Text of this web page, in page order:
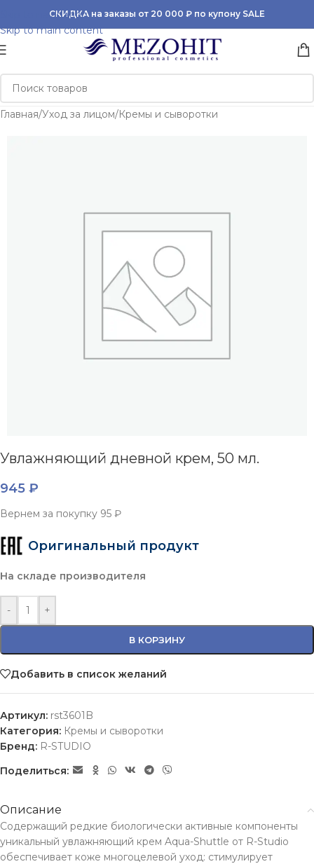
Skip to navigation
Skip to main content
СКИДКА на заказы от 20 000 ₽ по купону SALE
Главная/Уход за лицом/Кремы и сыворотки
Увлажняющий дневной крем, 50 мл.
945 ₽
Вернем за покупку 95 ₽
Оригинальный продукт
На складе производителя
- +
В КОРЗИНУ
Добавить в список желаний
Артикул: rst3601B
Категория: Кремы и сыворотки
Бренд: R-STUDIO
Поделиться:
Описание
Содержащий редкие биологически активные компоненты
уникальный увлажняющий крем Aqua-Shuttle от R-Studio
обеспечивает коже многоцелевой уход: стимулирует